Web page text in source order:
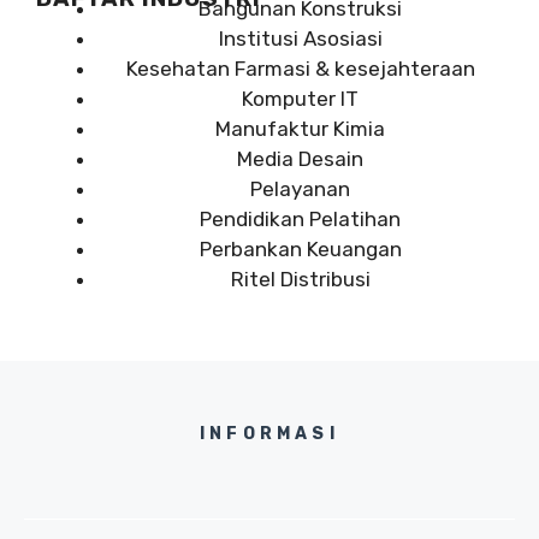
Bangunan Konstruksi
Institusi Asosiasi
Kesehatan Farmasi & kesejahteraan
Komputer IT
Manufaktur Kimia
Media Desain
Pelayanan
Pendidikan Pelatihan
Perbankan Keuangan
Ritel Distribusi
INFORMASI